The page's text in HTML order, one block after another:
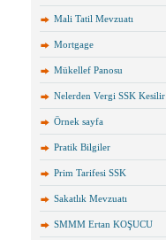
Mali Tatil Mevzuatı
Mortgage
Mükellef Panosu
Nelerden Vergi SSK Kesilir
Örnek sayfa
Pratik Bilgiler
Prim Tarifesi SSK
Sakatlık Mevzuatı
SMMM Ertan KOŞUCU